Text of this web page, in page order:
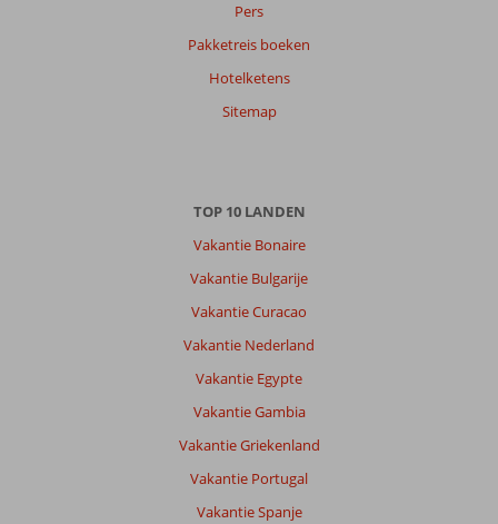
Pers
Pakketreis boeken
Hotelketens
Sitemap
TOP 10 LANDEN
Vakantie Bonaire
Vakantie Bulgarije
Vakantie Curacao
Vakantie Nederland
Vakantie Egypte
Vakantie Gambia
Vakantie Griekenland
Vakantie Portugal
Vakantie Spanje